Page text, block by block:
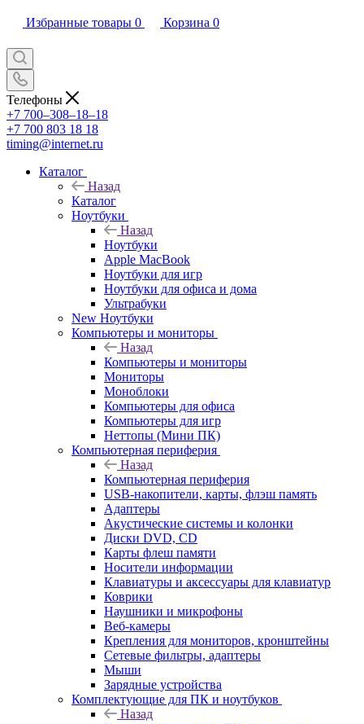
Избранные товары 0 Корзина 0
Телефоны
+7 700‒308‒18‒18
+7 700 803 18 18
timing@internet.ru
Каталог
Назад
Каталог
Ноутбуки
Назад
Ноутбуки
Apple MacBook
Ноутбуки для игр
Ноутбуки для офиса и дома
Ультрабуки
New Ноутбуки
Компьютеры и мониторы
Назад
Компьютеры и мониторы
Мониторы
Моноблоки
Компьютеры для офиса
Компьютеры для игр
Неттопы (Мини ПК)
Компьютерная периферия
Назад
Компьютерная периферия
USB-накопители, карты, флэш память
Адаптеры
Акустические системы и колонки
Диски DVD, CD
Карты флеш памяти
Носители информации
Клавиатуры и аксессуары для клавиатур
Коврики
Наушники и микрофоны
Веб-камеры
Крепления для мониторов, кронштейны
Сетевые фильтры, адаптеры
Мыши
Зарядные устройства
Комплектующие для ПК и ноутбуков
Назад